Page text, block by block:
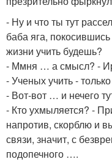
- Ну и что ты тут
баба яга,
жизни учить будешь?
- Ммня … а смысл? -
- Ученых учить -
- Вот-вот … и нечего
- Кто ухмыляется? -
напротив, скорблю и
связи, значит, с
подопечного ….